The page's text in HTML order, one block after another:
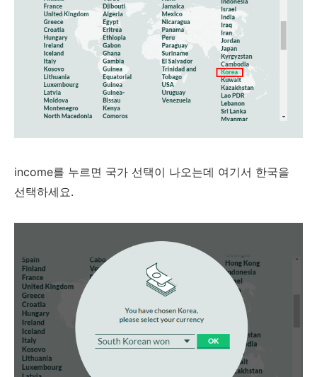
income를 누르면 국가 선택이 나오는데 여기서 한국을
선택하세요.